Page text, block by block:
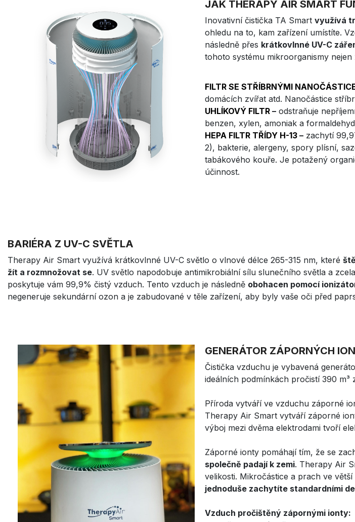
JAK THERAPY AIR SMART
Inovativní čistička TA Smart využívá
ohledu na to, kam zařízení umístíte.
následně přes krátkovlnné UV-C
tohoto systému mikroorganismy
FILTR SE STŘÍBRNÝMI
domácích zvířat atd. Nanočástice
UHLÍKOVÝ FILTR – odstraňuje
benzen, xylen, amoniak a
HEPA FILTR TŘÍDY H-13 – zachytí
2), bakterie, alergeny, spory plísní,
tabákového kouře. Je potažený
účinnost.
BARIÉRA Z UV-C SVĚTLA
Therapy Air Smart využívá krátkovlnné UV-C světlo o vlnové délce 265-315 nm, které
žít a rozmnožovat se. UV světlo napodobuje antimikrobiální sílu slunečního světla a
poskytuje vám 99,9% čistý vzduch. Tento vzduch je následně obohacen pomocí
negeneruje sekundární ozon a je zabudované v těle zařízení, aby byly vaše oči před
GENERÁTOR ZÁPORNÝCH
Čistička vzduchu je vybavená
ideálních podmínkách pročistí 390 m³
Příroda vytváří ve vzduchu záporné
Therapy Air Smart vytváří záporné
výboj mezi dvěma elektrodami tvoří
Záporné ionty pomáhají tím, že se
společně padají k zemi. Therapy Air
velikosti. Mikročástice a prach ve
jednoduše zachytíte standardními
Vzduch pročištěný zápornými ionty: